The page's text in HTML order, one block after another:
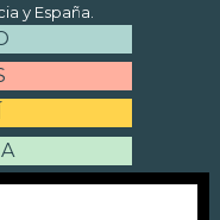
y España.